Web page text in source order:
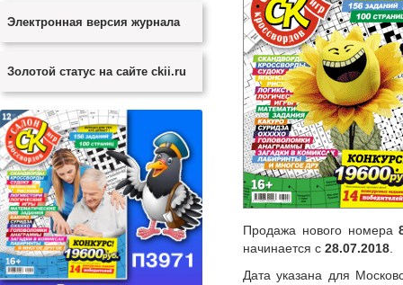
Электронная версия журнала
Золотой статус на сайте ckii.ru
Продажа нового номера
начинается с 28.07.2018
Дата указана для